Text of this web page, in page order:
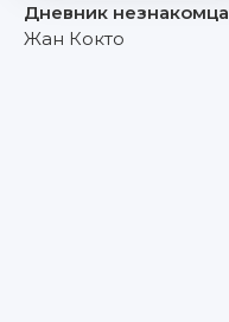
Дневник незнакомца
Жан Кокто